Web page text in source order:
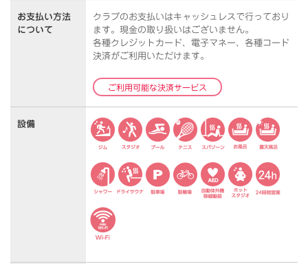
お支払い方法
について
クラブのお支払いはキャッシュレスで行っており
ます。 現金の取り扱いはございません。
各種クレジットカード、電子マネー、各種コード
決済がご利用いただけます。
ご利用可能な決済サービス
設備